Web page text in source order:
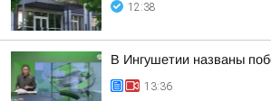
12:38
В Ингушетии названы
13:36